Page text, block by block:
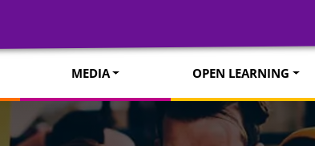
MEDIA OPEN LEARNING